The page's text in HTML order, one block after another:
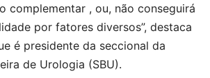
complementar , ou, não conseguirá
por fatores diversos”, destaca
é presidente da seccional da
de Urologia (SBU).